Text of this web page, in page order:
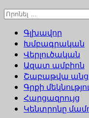
Գլխավոր
Խմբագրական
Վերլուծական
Ազատ ամբիոն
Շաբաթվա
Գրքի
Հարցազրույց
Կենտրոնը